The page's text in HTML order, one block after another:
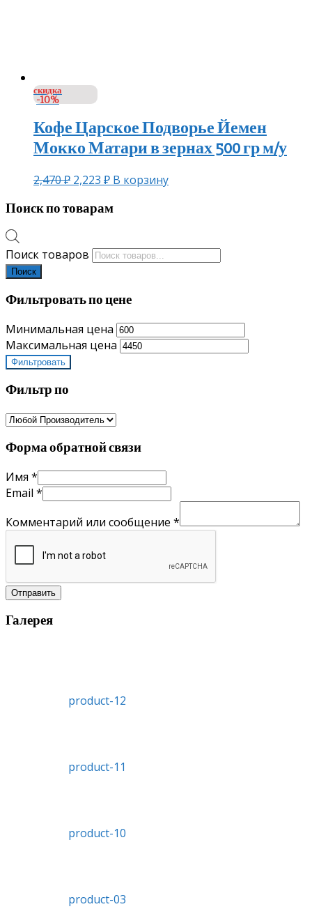
скидка
-10%
Кофе Царское Подворье Йемен
Мокко Матари в зернах 500 гр м/у
2,470₽ 2,223 ₽ В корзину
Поиск по товарам
Поиск товаров
Поиск
Фильтровать по цене
Минимальная цена
Максимальная цена
Фильтровать
Фильтр по
Форма обратной связи
Имя *
Email *
Комментарий или сообщение *
Отправить
Галерея
product-12
product-11
product-10
product-03